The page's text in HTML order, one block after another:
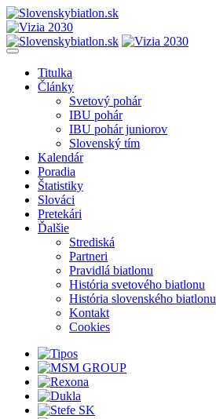
Titulka
Články
Svetový pohár
IBU pohár
IBU pohár juniorov
Slovenský tím
Kalendár
Poradia
Štatistiky
Slováci
Pretekári
Ďalšie
Strediská
Partneri
Pravidlá biatlonu
História svetového biatlonu
História slovenského biatlonu
Kontakt
Cookies